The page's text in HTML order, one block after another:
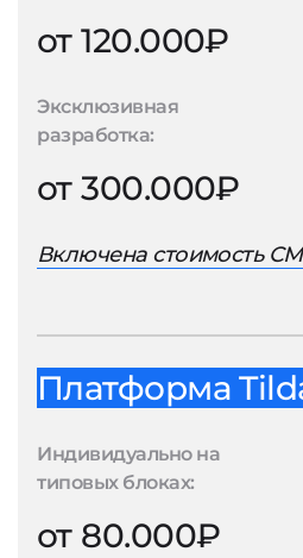
от 120.000₽
Эксклюзивная
разработка:
от 300.000₽
Включена стоимость
Платформа
Индивидуально на
типовых блоках:
от 80.000₽